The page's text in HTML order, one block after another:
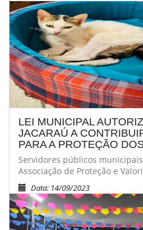
LEI MUNICIPAL
JACARAÚ A
PARA A PROTEÇÃO
Servidores públicos
Associação de Proteção e
Data: 14/09/2023